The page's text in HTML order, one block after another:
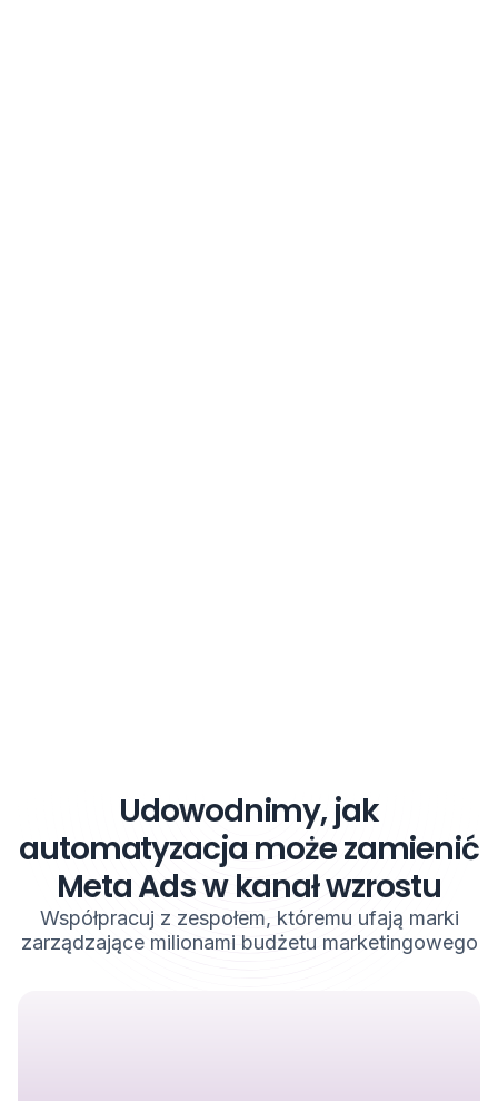
Udowodnimy, jak
automatyzacja może zamienić
Meta Ads w kanał wzrostu
Współpracuj z zespołem, któremu ufają marki
zarządzające milionami budżetu marketingowego